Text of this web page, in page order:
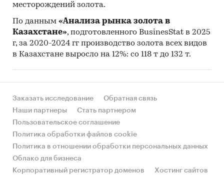
месторождений золота.
По данным «Анализа рынка золота в
Казахстане», подготовленного BusinesStat в 2025
г, за 2020-2024 гг производство золота всех видов
в Казахстане выросло на 12%: со 118 т до 132 т.
Заказать исследование
Обратная связь
Наши партнеры
Стать партнером
Пользовательское соглашение
Политика обработки файлов cookie
Политика в отношении обработки персональных данных
Облако для бизнеса
Корпоративный регистратор доменов
Хостинг сайтов